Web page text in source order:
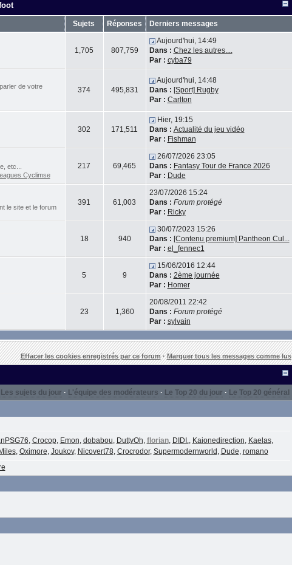
Sujets Réponses Derniers messages
1,705 807,759
Aujourd'hui, 14:49
Dans : Chez les autres....
Par : cyba79
de votre
374 495,831
Aujourd'hui, 14:48
Dans : [Sport] Rugby
Par : Carlton
302 171,511
Hier, 19:15
Dans : Actualité du jeu vidéo
Par : Fishman
etc...
Cyclimse
217 69,465
26/07/2026 23:05
Dans : Fantasy Tour de France 2026
Par : Dude
le site et le forum
391 61,003
23/07/2026 15:24
Dans : Forum protégé
Par : Ricky
18 940
30/07/2023 15:26
Dans : [Contenu premium] Pantheon Cul...
Par : el_fennec1
5 9
15/06/2016 12:44
Dans : 2ème journée
Par : Homer
23 1,360
20/08/2011 22:42
Dans : Forum protégé
Par : sylvain
Effacer les cookies enregistrés par ce forum·Marquer tous les messages comme lus
Les sujets du jour · L'équipe des modérateurs · Le Top 20 du jour · Le Top 20 général
, Crocop, Emon, dobabou, DuttyOh, florian, DIDI., Kaionedirection, Kaelas,
Miles, Oximore, Joukov, Nicovert78, Crocrodor, Supermodernworld , Dude, romano